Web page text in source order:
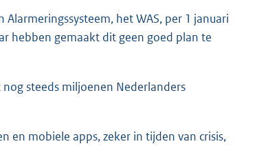
het WAS, per 1 januari
hebben gemaakt dit geen goed plan te
steeds miljoenen Nederlanders
en mobiele apps, zeker in tijden van crisis,